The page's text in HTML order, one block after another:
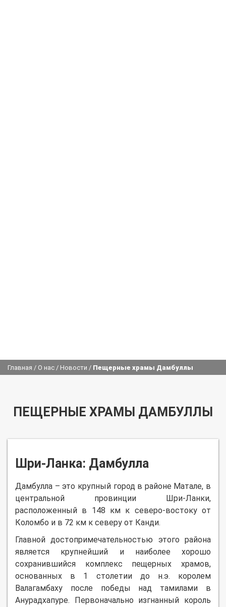
Главная / О нас / Новости / Пещерные храмы Дамбуллы
ПЕЩЕРНЫЕ ХРАМЫ ДАМБУЛЛЫ
Шри-Ланка: Дамбулла
Дамбулла – это крупный город в районе Матале, в
центральной провинции Шри-Ланки,
расположенный в 148 км к северо-востоку от
Коломбо и в 72 км к северу от Канди.
Главной достопримечательностью этого района
является крупнейший и наиболее хорошо
сохранившийся комплекс пещерных храмов,
основанных в 1 столетии до н.э. королем
Валагамбаху после победы над тамилами в
Анурадхапуре. Первоначально изгнанный король